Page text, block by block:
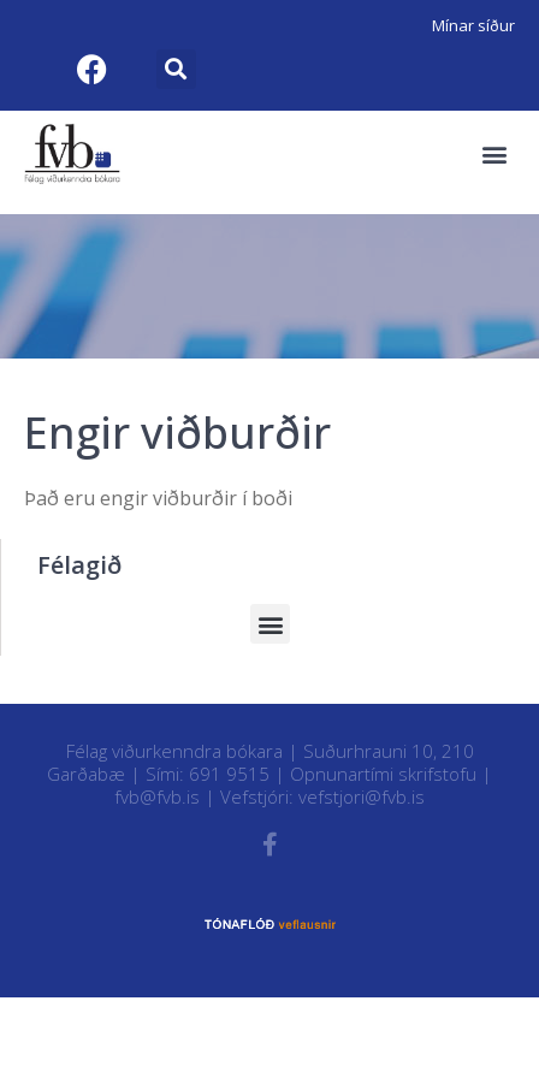
Mínar síður
Engir viðburðir
Það eru engir viðburðir í boði
Félagið
Félag viðurkenndra bókara | Suðurhrauni 10, 210
Garðabæ | Sími: 691 9515 | Opnunartími skrifstofu |
fvb@fvb.is | Vefstjóri: vefstjori@fvb.is